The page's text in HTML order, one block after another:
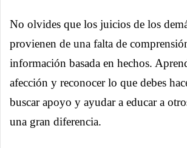
No olvides que los juicios de los
provienen de una falta de
información basada en hechos.
afección y reconocer lo que debes
buscar apoyo y ayudar a educar a
una gran diferencia.